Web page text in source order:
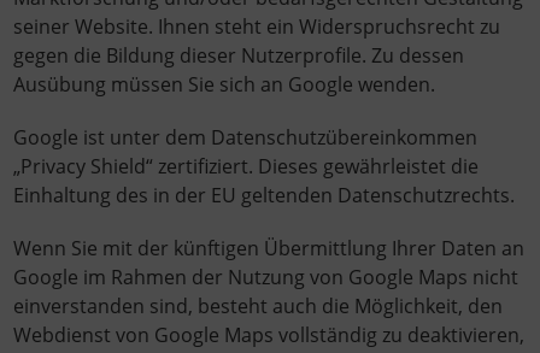
seiner Website. Ihnen steht ein Widerspruchsrecht zu
gegen die Bildung dieser Nutzerprofile. Zu dessen
Ausübung müssen Sie sich an Google wenden.
Google ist unter dem Datenschutzübereinkommen
„Privacy Shield“ zertifiziert. Dieses gewährleistet die
Einhaltung des in der EU geltenden Datenschutzrechts.
Wenn Sie mit der künftigen Übermittlung Ihrer Daten an
Google im Rahmen der Nutzung von Google Maps nicht
einverstanden sind, besteht auch die Möglichkeit, den
Webdienst von Google Maps vollständig zu deaktivieren,